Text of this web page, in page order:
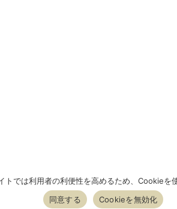
トでは利用者の利便性を高めるため、Cookieを
同意する
Cookieを無効化